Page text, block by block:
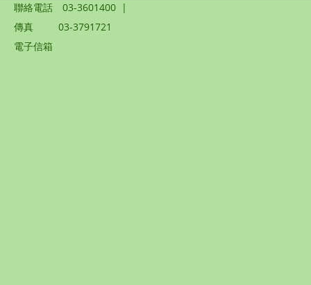
聯絡電話
03-3601400 |
傳真
03-3791721
電子信箱